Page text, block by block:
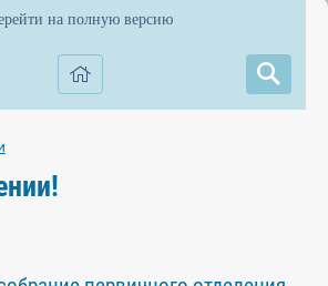
на полную версию